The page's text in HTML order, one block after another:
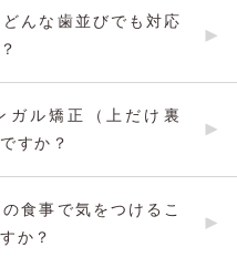
んな歯並びでも対応
ガル矯正（上だけ裏
すか？
食事で気をつけるこ
か？